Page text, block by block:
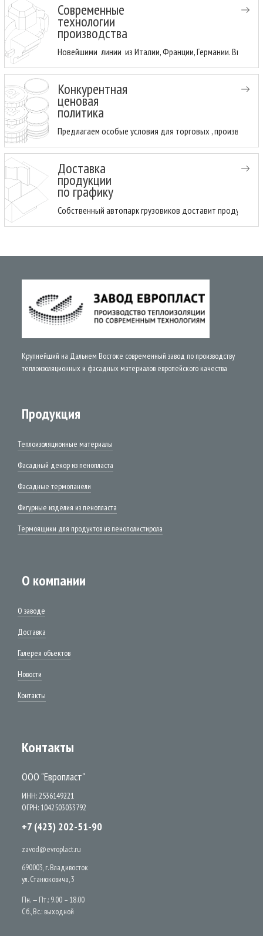
Современные
технологии
производства
Новейшими линии из Италии, Франции, Германии.
Конкурентная
ценовая
политика
Предлагаем особые условия для торговых ,
Доставка
продукции
по графику
Собственный автопарк грузовиков доставит
Крупнейший на Дальнем Востоке современный завод по производству
теплоизоляционных и фасадных материалов европейского качества
Продукция
Теплоизоляционные материалы
Фасадный декор из пенопласта
Фасадные термопанели
Фигурные изделия из пенопласта
Термоящики для продуктов из пенополистирола
О компании
О заводе
Доставка
Галерея объектов
Новости
Контакты
Контакты
ООО "Европласт"
ИНН: 2536149221
ОГРН: 1042503033792
+7 (423) 202-51-90
zavod@evroplact.ru
690003, г. Владивосток
ул. Станюковича, 3
Пн. — Пт.: 9.00 – 18.00
Сб., Вс.: выходной